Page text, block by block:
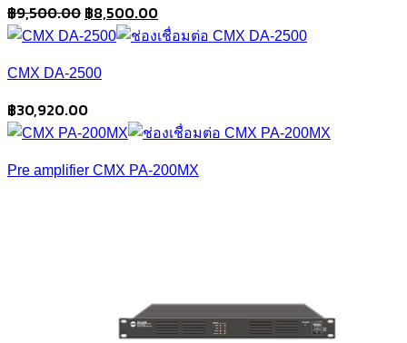
฿9,500.00 Original
price
฿9,500.00.
฿8,500.00Current
price
CMX DA-2500
฿30,920.00
Pre amplifier CMX PA-200MX